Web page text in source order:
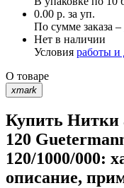
0.00 р. за уп.
По сумме заказа –
Нет в наличии
Условия работы и
О товаре
xmark
Купить Нитки
120
120/1000/000:
описание,